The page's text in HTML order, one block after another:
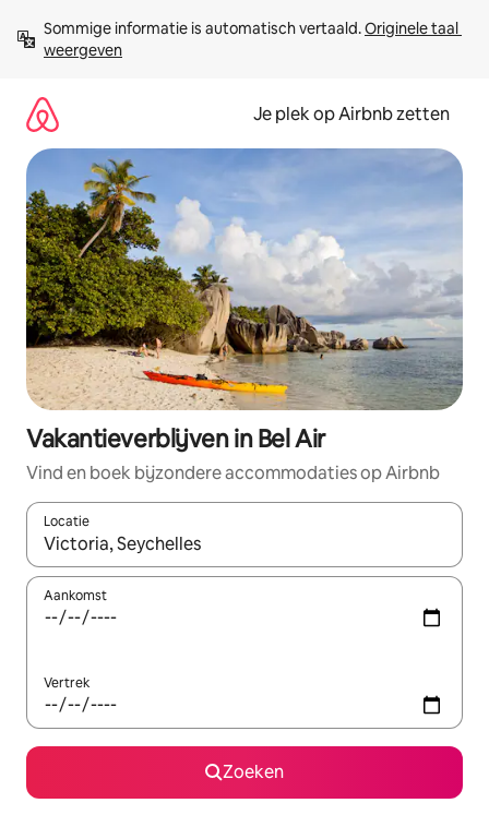
direct
naar
Sommige informatie is automatisch vertaald. Originele taal
weergeven
Je plek op Airbnb zetten
Vakantieverblijven in Bel Air
Vind en boek bijzondere accommodaties op Airbnb
Locatie
Wanneer er resultaten beschikbaar zijn, maak je een keuze
Aankomst
Vertrek
Zoeken